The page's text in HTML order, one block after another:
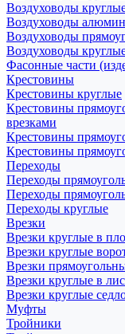
Воздуховоды
Воздуховоды
Воздуховоды
Воздуховоды
Фасонные части
Крестовины
Крестовины круглые
Крестовины
врезками
Крестовины
Крестовины
Переходы
Переходы
Переходы
Переходы круглые
Врезки
Врезки круглые в
Врезки круглые
Врезки
Врезки круглые в
Врезки круглые
Муфты
Тройники